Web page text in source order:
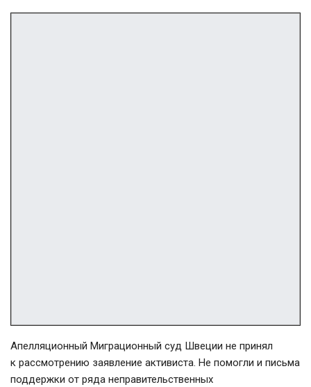
Апелляционный Миграционный суд Швеции не принял
к рассмотрению заявление активиста. Не помогли и письма
поддержки от ряда неправительственных